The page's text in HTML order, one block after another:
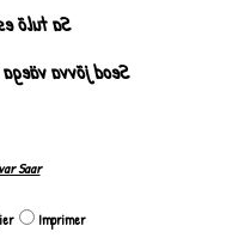
kaos,
silmäpilgu viil.
Saar
Imprimer